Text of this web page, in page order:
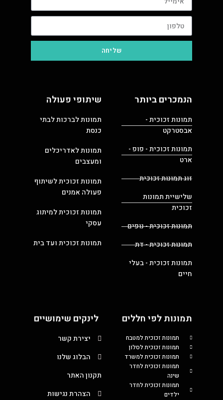
שליחה
הנמכרים ביותר
תמונות זכוכית -
אבסטרקט
תמונות זכוכית - פופ -
ארט
זוג תמונות זכוכית
שלישיית תמונות
זכוכית
תמונות זכוכית - נופים
תמונות זכוכית - דת
תמונות זכוכית - בעלי
חיים
שיתופי פעולה
תמונות לברכות לבתי
כנסת
תמונות לאדריכלים
ומעצבים
תמונות זכוכית לשיתוף
פעולה אמנים
תמונות זכוכית למיתוג
עסקי
תמונות זכוכית ועד בית
תמונות לפי חללים
תמונות זכוכית למטבח
תמונות זכוכית לסלון
תמונות זכוכית למשרד
תמונות זכוכית לחדר
שינה
תמונות זכוכית לחדר
ילדים
לינקים שימושיים
יצירת קשר
הבלוג שלנו
תקנון האתר
הצהרת נגישות